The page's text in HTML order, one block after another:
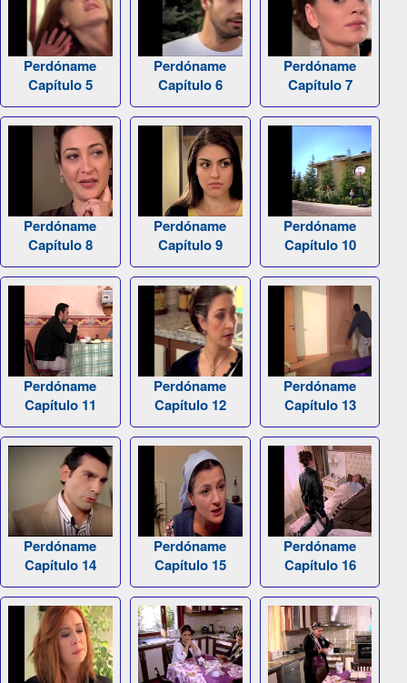
Perdóname
Capítulo 5
Perdóname
Capítulo 6
Perdóname
Capítulo 7
Perdóname
Capítulo 8
Perdóname
Capítulo 9
Perdóname
Capítulo 10
Perdóname
Capítulo 11
Perdóname
Capítulo 12
Perdóname
Capítulo 13
Perdóname
Capítulo 14
Perdóname
Capítulo 15
Perdóname
Capítulo 16